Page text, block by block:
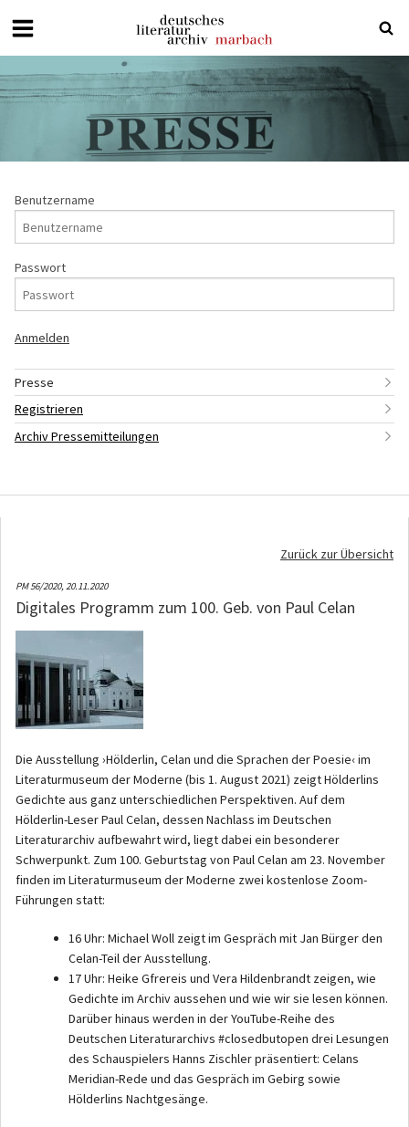
Deutsches
Literaturarchiv
Marbach
Benutzername
Passwort
Presse
Registrieren
Archiv Pressemitteilungen
Zurück zur Übersicht
PM 56/2020, 20.11.2020
Digitales Programm zum 100. Geb. von Paul Celan
Die Ausstellung ›Hölderlin, Celan und die Sprachen der Poesie‹ im
Literaturmuseum der Moderne (bis 1. August 2021) zeigt Hölderlins
Gedichte aus ganz unterschiedlichen Perspektiven. Auf dem
Hölderlin-Leser Paul Celan, dessen Nachlass im Deutschen
Literaturarchiv aufbewahrt wird, liegt dabei ein besonderer
Schwerpunkt. Zum 100. Geburtstag von Paul Celan am 23. November
finden im Literaturmuseum der Moderne zwei kostenlose Zoom-
Führungen statt:
16 Uhr: Michael Woll zeigt im Gespräch mit Jan Bürger den
Celan-Teil der Ausstellung.
17 Uhr: Heike Gfrereis und Vera Hildenbrandt zeigen, wie
Gedichte im Archiv aussehen und wie wir sie lesen können.
Darüber hinaus werden in der YouTube-Reihe des
Deutschen Literaturarchivs #closedbutopen drei Lesungen
des Schauspielers Hanns Zischler präsentiert: Celans
Meridian-Rede und das Gespräch im Gebirg sowie
Hölderlins Nachtgesänge.